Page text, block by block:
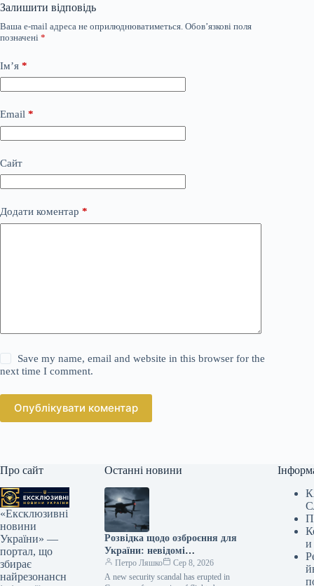
Залишити відповідь
Ваша e-mail адреса не оприлюднюватиметься. Обов’язкові поля
позначені *
Ім’я *
Email *
Сайт
Додати коментар *
Save my name, email and website in this browser for the
next time I comment.
Опублікувати коментар
Про сайт
«Ексклюзивні
новини
України» —
портал, що
збирає
найрезонансн
Останні новини
Розвідка щодо озброєння для
України: невідомі
безпілотники помічені над
секретною базою Бундесверу
Петро Ляшко
Сер 8, 2026
A new security scandal has erupted in
и